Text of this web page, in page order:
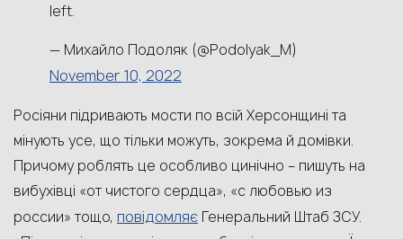
left.
— Михайло Подоляк (@Podolyak_M)
November 10, 2022
Росіяни підривають мости по всій Херсонщині та
мінують усе, що тільки можуть, зокрема й домівки.
Причому роблять це особливо цинічно – пишуть на
вибухівці «от чистого сердца», «с любовью из
россии» тощо, повідомляє Генеральний Штаб ЗСУ.